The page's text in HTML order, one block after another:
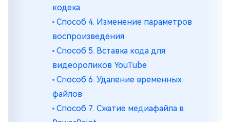
кодека
Способ 4. Изменение параметров
воспроизведения
Способ 5. Вставка кода для
видеороликов YouTube
Способ 6. Удаление временных
файлов
Способ 7. Сжатие медиафайла в